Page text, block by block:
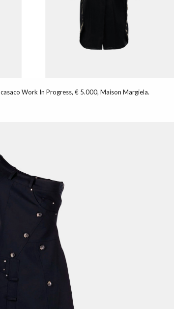
Work In Progress, € 5.000, Maison Margiela.